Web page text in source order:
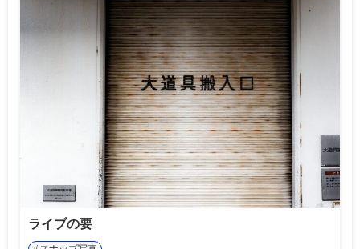
ライブの要